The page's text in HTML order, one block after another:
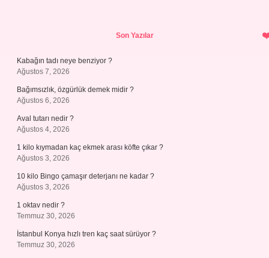
Son Yazılar
Kabağın tadı neye benziyor ?
Ağustos 7, 2026
Bağımsızlık, özgürlük demek midir ?
Ağustos 6, 2026
Aval tutarı nedir ?
Ağustos 4, 2026
1 kilo kıymadan kaç ekmek arası köfte çıkar ?
Ağustos 3, 2026
10 kilo Bingo çamaşır deterjanı ne kadar ?
Ağustos 3, 2026
1 oktav nedir ?
Temmuz 30, 2026
İstanbul Konya hızlı tren kaç saat sürüyor ?
Temmuz 30, 2026